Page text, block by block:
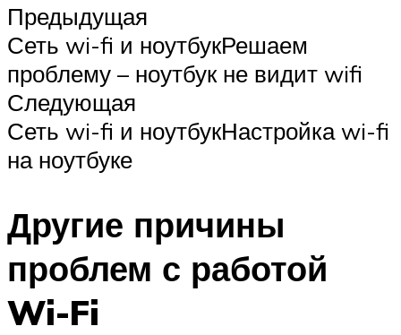
Предыдущая
Сеть wi-fi и ноутбукРешаем
проблему – ноутбук не видит wifi
Следующая
Сеть wi-fi и ноутбукНастройка wi-fi
на ноутбуке
Другие причины
проблем с работой
Wi-Fi